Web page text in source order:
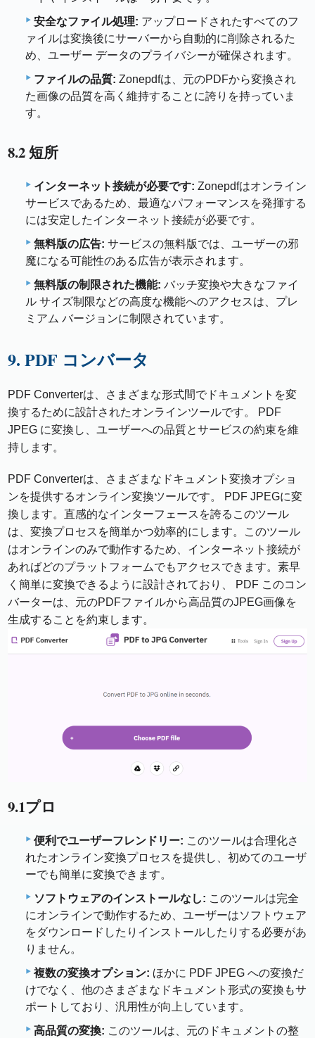
安全なファイル処理: アップロードされたすべてのフ
ァイルは変換後にサーバーから自動的に削除されるた
め、ユーザー データのプライバシーが確保されます。
ファイルの品質: Zonepdfは、元のPDFから変換され
た画像の品質を高く維持することに誇りを持っていま
す。
8.2 短所
インターネット接続が必要です: Zonepdfはオンライン
サービスであるため、最適なパフォーマンスを発揮する
には安定したインターネット接続が必要です。
無料版の広告: サービスの無料版では、ユーザーの邪
魔になる可能性のある広告が表示されます。
無料版の制限された機能: バッチ変換や大きなファイ
ル サイズ制限などの高度な機能へのアクセスは、プレ
ミアム バージョンに制限されています。
9. PDF コンバータ
PDF Converterは、さまざまな形式間でドキュメントを変
換するために設計されたオンラインツールです。 PDF
JPEG に変換し、ユーザーへの品質とサービスの約束を維
持します。
PDF Converterは、さまざまなドキュメント変換オプショ
ンを提供するオンライン変換ツールです。 PDF JPEGに変
換します。直感的なインターフェースを誇るこのツール
は、変換プロセスを簡単かつ効率的にします。このツール
はオンラインのみで動作するため、インターネット接続が
あればどのプラットフォームでもアクセスできます。素早
く簡単に変換できるように設計されており、 PDF このコン
バーターは、元のPDFファイルから高品質のJPEG画像を
生成することを約束します。
9.1プロ
便利でユーザーフレンドリー: このツールは合理化さ
れたオンライン変換プロセスを提供し、初めてのユーザ
ーでも簡単に変換できます。
ソフトウェアのインストールなし: このツールは完全
にオンラインで動作するため、ユーザーはソフトウェア
をダウンロードしたりインストールしたりする必要があ
りません。
複数の変換オプション: ほかに PDF JPEG への変換だ
けでなく、他のさまざまなドキュメント形式の変換もサ
ポートしており、汎用性が向上しています。
高品質の変換: このツールは、元のドキュメントの整